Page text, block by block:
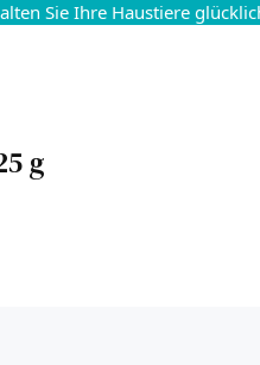
Sie Ihre Haustiere
g